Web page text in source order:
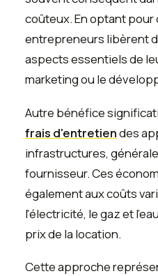
coûteux. En optant
entrepreneurs libèrent
aspects essentiels de
marketing ou le
Autre bénéfice
frais d'entretiendes
infrastructures,
fournisseur. Ces
également aux coûts
l'électricité, le gaz et
prix de la location.
Cette approche